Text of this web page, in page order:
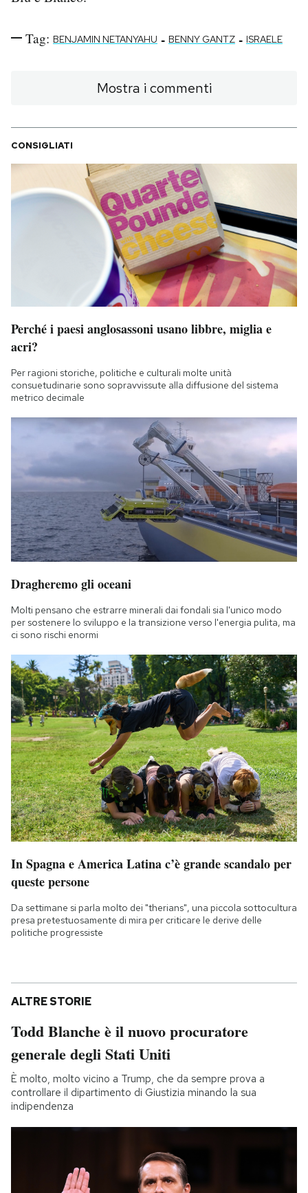
Tag: BENJAMIN NETANYAHU - BENNY GANTZ - ISRAELE
Mostra i commenti
CONSIGLIATI
Perché i paesi anglosassoni usano libbre, miglia e
acri?
Per ragioni storiche, politiche e culturali molte unità
consuetudinarie sono sopravvissute alla diffusione del sistema
metrico decimale
Dragheremo gli oceani
Molti pensano che estrarre minerali dai fondali sia l'unico modo
per sostenere lo sviluppo e la transizione verso l'energia pulita, ma
ci sono rischi enormi
In Spagna e America Latina c’è grande scandalo per
queste persone
Da settimane si parla molto dei "therians", una piccola sottocultura
presa pretestuosamente di mira per criticare le derive delle
politiche progressiste
ALTRE STORIE
Todd Blanche è il nuovo procuratore
generale degli Stati Uniti
È molto, molto vicino a Trump, che da sempre prova a
controllare il dipartimento di Giustizia minando la sua
indipendenza